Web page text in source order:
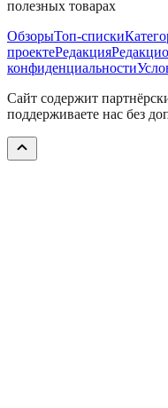
полезных товарах
ОбзорыТоп-списки
проектеРедакция
конфиденциальности
Сайт содержит
поддерживаете нас без